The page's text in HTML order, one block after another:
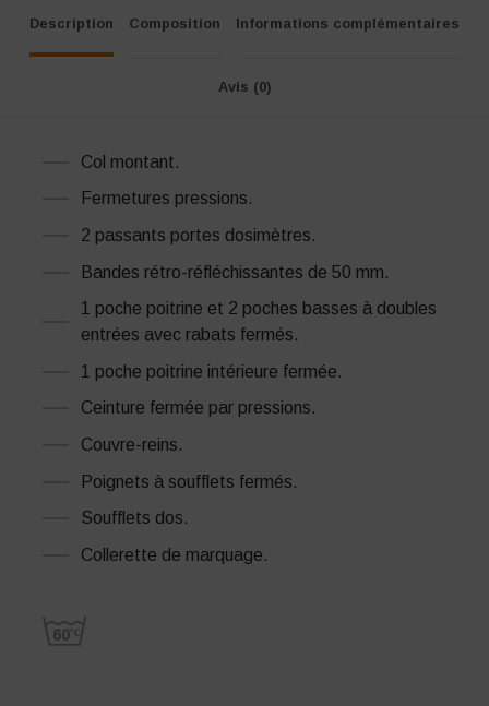
Description Composition Informations complémentaires
Avis (0)
Col montant.
Fermetures pressions.
2 passants portes dosimètres.
Bandes rétro-réfléchissantes de 50 mm.
1 poche poitrine et 2 poches basses à doubles
entrées avec rabats fermés.
1 poche poitrine intérieure fermée.
Ceinture fermée par pressions.
Couvre-reins.
Poignets à soufflets fermés.
Soufflets dos.
Collerette de marquage.